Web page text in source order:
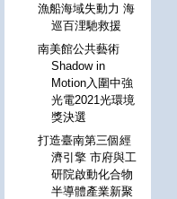
漁船海域失動力 海
巡百浬馳救援
南美館公共藝術
Shadow in
Motion入圍中強
光電2021光環境
獎決選
打造臺南第三個經
濟引擎 市府與工
研院啟動化合物
半導體產業新聚